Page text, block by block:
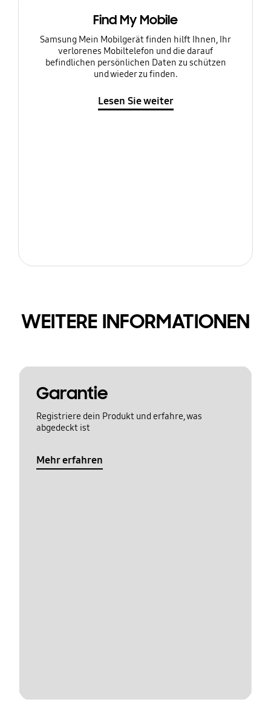
Find My Mobile
Samsung Mein Mobilgerät finden hilft Ihnen, Ihr
verlorenes Mobiltelefon und die darauf
befindlichen persönlichen Daten zu schützen
und wieder zu finden.
Lesen Sie weiter
WEITERE INFORMATIONEN
Garantie
Registriere dein Produkt und erfahre, was
abgedeckt ist
Mehr erfahren